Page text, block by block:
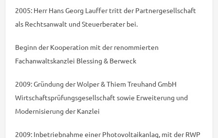
2005: Herr Hans Georg Lauffer tritt der Partnergesellschaft
als Rechtsanwalt und Steuerberater bei.
Beginn der Kooperation mit der renommierten
Fachanwaltskanzlei Blessing & Berweck
2009: Gründung der Wolper & Thiem Treuhand GmbH
Wirtschaftsprüfungsgesellschaft sowie Erweiterung und
Modernisierung der Kanzlei
2009: Inbetriebnahme einer Photovoltaikanlag, mit der RWP